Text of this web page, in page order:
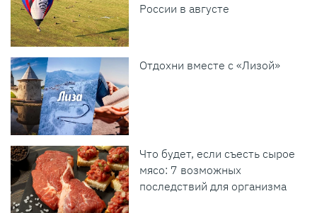
России в августе
Отдохни вместе с «Лизой»
Что будет, если съесть сырое
мясо: 7 возможных
последствий для организма